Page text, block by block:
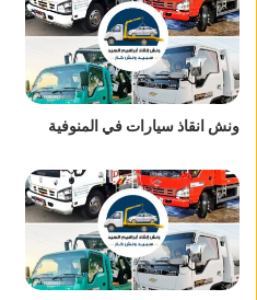
ونش انقاذ سيارات في المنوفية